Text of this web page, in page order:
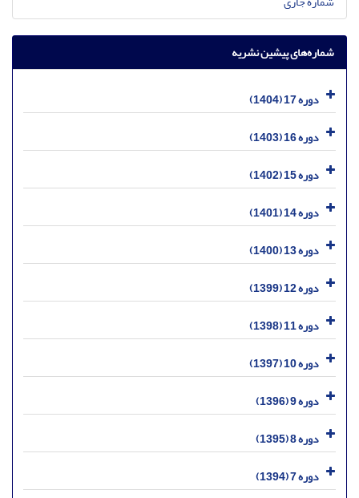
شماره‌های پیشین نشریه
دوره 17 (1404)
دوره 16 (1403)
دوره 15 (1402)
دوره 14 (1401)
دوره 13 (1400)
دوره 12 (1399)
دوره 11 (1398)
دوره 10 (1397)
دوره 9 (1396)
دوره 8 (1395)
دوره 7 (1394)